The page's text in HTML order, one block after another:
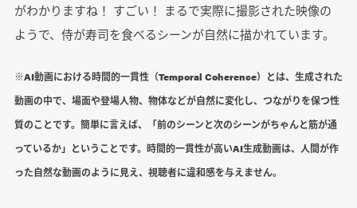
がわかりますね！ すごい！ まるで実際に撮影された映像の
ようで、侍が寿司を食べるシーンが自然に描かれています。
※AI動画における時間的一貫性（Temporal Coherence）とは、生成された
動画の中で、場面や登場人物、物体などが自然に変化し、つながりを保つ性
質のことです。簡単に言えば、「前のシーンと次のシーンがちゃんと筋が通
っているか」ということです。時間的一貫性が高いAI生成動画は、人間が作
った自然な動画のように見え、視聴者に違和感を与えません。